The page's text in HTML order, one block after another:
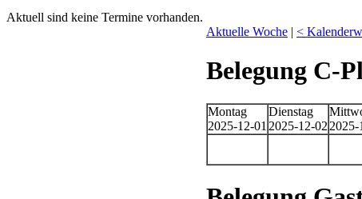
Aktuell sind keine Termine vorhanden.
Aktuelle Woche | <
Belegung C-
Montag
2025-12-01
Dienstag
2025-12-02 2025-